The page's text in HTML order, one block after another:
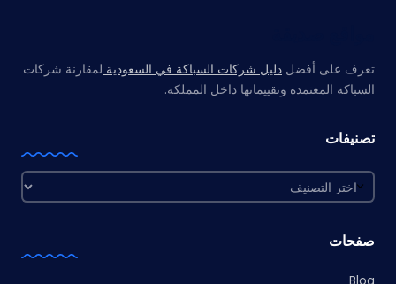
تعرف على أفضل دليل شركات السباكة في السعودية لمقارنة شركات
السباكة المعتمدة وتقييماتها داخل المملكة.
تصنيفات
تصنيفات
صفحات